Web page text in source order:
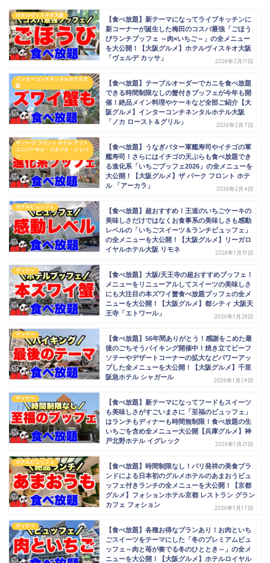
ホテルヴィスキオ大阪
【食べ放題】新テーマになってライブキッチンに
新コーナーが誕生した梅田のコスパ最強「ごほう
びランチブッフェ ～肉×いちご～」の全メニュー
を大公開！【大阪グルメ】ホテルヴィスキオ大阪
「ヴェルデ カッサ」
2026年2月11日
インターコンチネンタルホテル大
阪
【食べ放題】テーブルオーダーでカニを食べ放題
できる時間制限なしの蟹付きブッフェが今年も開
催！絶品メイン料理やケーキなど全部ご紹介【大
阪グルメ】インターコンチネンタルホテル大阪
「ノカ ロースト＆グリル」
2026年2月7日
ザ パーク フロント ホテル アット
ユニバーサル・スタジオ・ジャパ
ン
【食べ放題】うなぎバター軍艦寿司やイチゴの軍
艦寿司！さらにはイチゴの天ぷらも食べ放題でき
る進化系「いちごブッフェ2026」の全メニューを
大公開！【大阪グルメ】ザ パーク フロント ホテ
ル 「アーカラ」
2026年2月4日
ホテルビュッフェ
【食べ放題】超おすすめ！王道のいちごケーキの
美味しさだけではなくお食事系の美味しさも感動
レベルの「いちごスイーツ＆ランチビュッフェ」
の全メニューを大公開！【大阪グルメ】リーガロ
イヤルホテル大阪 リモネ
2026年1月31日
ディナー
【食べ放題】大阪/天王寺の超おすすめブッフェ！
メニューをリニューアルしてスイーツの美味しさ
にも大注目の本ズワイ蟹食べ放題ブッフェの全メ
ニューを大公開！【大阪グルメ】都シティ 大阪天
王寺「エトワール」
2026年1月28日
ディナー
【食べ放題】56年間ありがとう！感謝をこめた最
後のごちそうバイキング開催中！焼き立てビーフ
ソテーやデザートコーナーの拡大などパワーアッ
プした全メニューを大公開！【大阪グルメ】千里
阪急ホテル シャガール
2026年1月24日
ディナー
【食べ放題】新テーマになってフードもスイーツ
も美味しさがすごいまさに「至福のビュッフェ」
はランチもディナーも時間無制限！食べ放題の生
いちごを含め全メニュー大公開【兵庫グルメ】神
戸北野ホテル イグレック
2026年1月21日
ホテルビュッフェ
【食べ放題】時間制限なし！パリ発祥の美食ブラ
ンドによる日本初のグルメホテルのあまおうビュ
ッフェ付きランチの全メニューを大公開！【京都
グルメ】フォションホテル京都 レストラン グラン
カフェ フォション
2026年1月17日
ディナー
【食べ放題】各種お得なプランあり！お肉といち
ごスイーツをテーマにした「冬のプレミアムビュ
ッフェ～肉と苺が奏でる冬のひととき～」の全メ
ニューを大公開！【大阪グルメ】ホテルロイヤル